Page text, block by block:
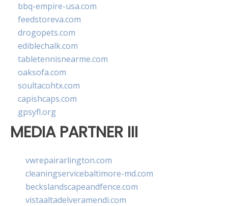
bbq-empire-usa.com
feedstoreva.com
drogopets.com
ediblechalk.com
tabletennisnearme.com
oaksofa.com
soultacohtx.com
capishcaps.com
gpsyfl.org
MEDIA PARTNER III
vwrepairarlington.com
cleaningservicebaltimore-md.com
beckslandscapeandfence.com
vistaaltadelveramendi.com